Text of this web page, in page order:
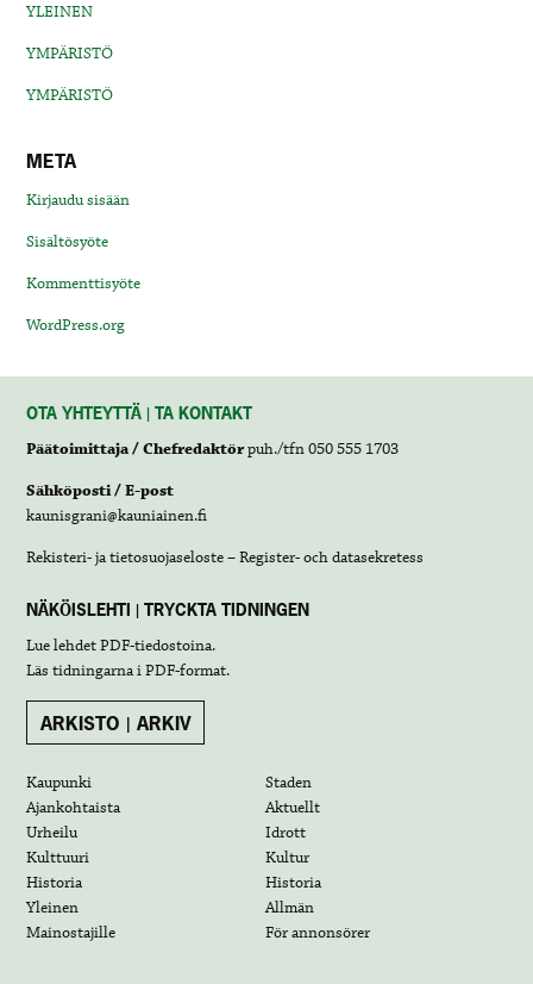
YLEINEN
YMPÄRISTÖ
YMPÄRISTÖ
META
Kirjaudu sisään
Sisältösyöte
Kommenttisyöte
WordPress.org
OTA YHTEYTTÄ | TA KONTAKT
Päätoimittaja / Chefredaktörpuh./tfn 050 555 1703
Sähköposti / E-post
kaunisgrani@kauniainen.fi
Rekisteri- ja tietosuojaseloste – Register- och datasekretess
NÄKÖISLEHTI | TRYCKTA TIDNINGEN
Lue lehdetPDF-tiedostoina.
Läs tidningarna iPDF-format.
ARKISTO | ARKIV
Kaupunki
Staden
Ajankohtaista
Aktuellt
Urheilu
Idrott
Kulttuuri
Kultur
Historia
Historia
Yleinen
Allmän
Mainostajille
För annonsörer